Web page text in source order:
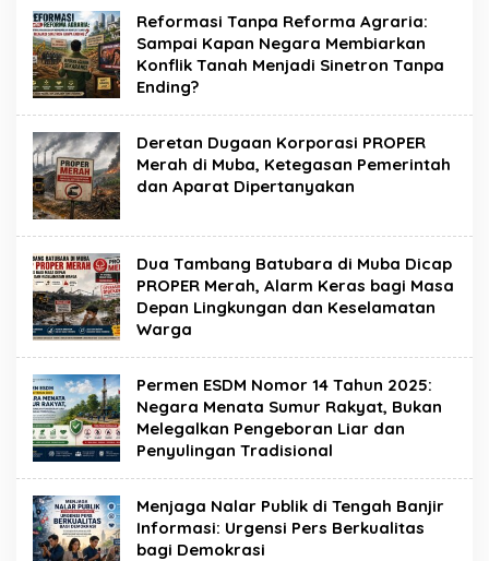
Reformasi Tanpa Reforma Agraria:
Sampai Kapan Negara Membiarkan
Konflik Tanah Menjadi Sinetron Tanpa
Ending?
Deretan Dugaan Korporasi PROPER
Merah di Muba, Ketegasan Pemerintah
dan Aparat Dipertanyakan
Dua Tambang Batubara di Muba Dicap
PROPER Merah, Alarm Keras bagi Masa
Depan Lingkungan dan Keselamatan
Warga
Permen ESDM Nomor 14 Tahun 2025:
Negara Menata Sumur Rakyat, Bukan
Melegalkan Pengeboran Liar dan
Penyulingan Tradisional
Menjaga Nalar Publik di Tengah Banjir
Informasi: Urgensi Pers Berkualitas
bagi Demokrasi